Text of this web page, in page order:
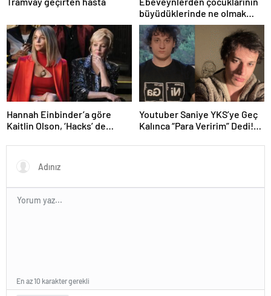
büyüdüklerinde ne olmak
istedikleri hakkında 25 komik
tweet
Hannah Einbinder’a göre
Kaitlin Olson, ‘Hacks’ de
Youtuber Saniye YKS’ye Geç
Kalınca “Para Veririm” Dedi!
En az 10 karakter gerekli